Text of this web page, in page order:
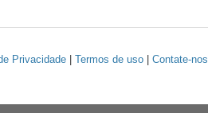
Privacidade| Termos de uso| Contate-nos